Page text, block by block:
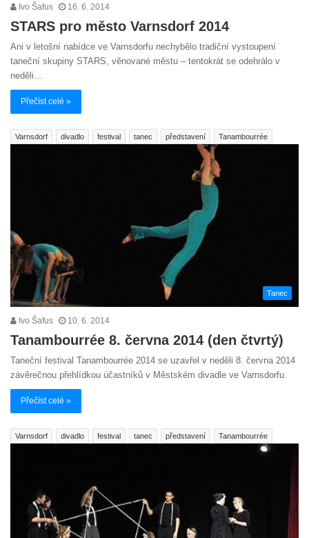
Ivo Šafus 16. 6. 2014
STARS pro město Varnsdorf 2014
Ani v letošní nabídce ve Varnsdorfu nechybělo tradiční vystoupení
taneční skupiny STARS, věnované městu – tentokrát se odehrálo v
neděli…
Přečíst celé »
Varnsdorf divadlo festival tanec představení Tanambourrée
Tanec
Ivo Šafus 10. 6. 2014
Tanambourrée 8. června 2014 (den čtvrtý)
Taneční festival Tanambourrée 2014 se uzavřel v neděli 8. června 2014
závěrečnou přehlídkou účastníků v Městském divadle ve Varnsdorfu.
Přečíst celé »
Varnsdorf divadlo festival tanec představení Tanambourrée